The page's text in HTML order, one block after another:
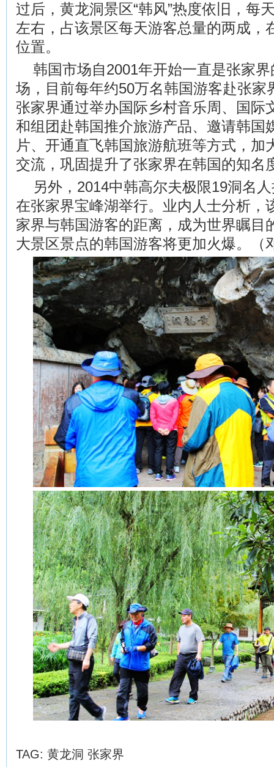
过后，黄龙洞景区“韩风”热度依旧，每
左右，占该景区每天游客总量的两成，
位置。
韩国市场自2001年开始一直是张家
场，目前每年约50万名韩国游客赴张家
张家界通过举办国际乡村音乐周、国际
和组团赴韩国推介旅游产品、邀请韩国
片、开通直飞韩国旅游航班等方式，加
交流，巩固提升了张家界在韩国的知名
另外，2014中韩高尔夫极限19洞名
在张家界宝峰湖举行。业内人士分析，
家界与韩国游客的距离，成为世界瞩目
大景区景点的韩国游客将更加火爆。（
TAG: 黄龙洞 张家界